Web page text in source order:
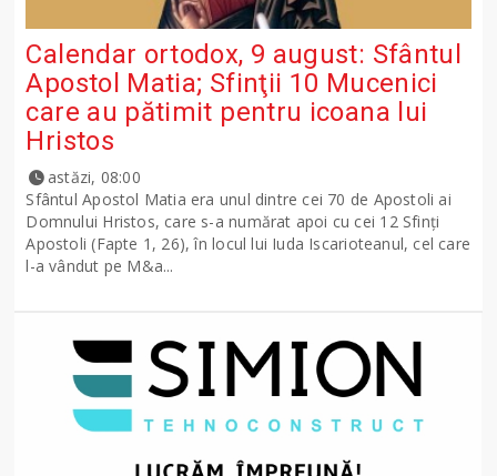
Calendar ortodox, 9 august: Sfântul
Apostol Matia; Sfinţii 10 Mucenici
care au pătimit pentru icoana lui
Hristos
astăzi, 08:00
Sfântul Apostol Matia era unul dintre cei 70 de Apostoli ai
Domnului Hristos, care s-a numărat apoi cu cei 12 Sfinţi
Apostoli (Fapte 1, 26), în locul lui Iuda Iscarioteanul, cel care
l-a vândut pe M&a...